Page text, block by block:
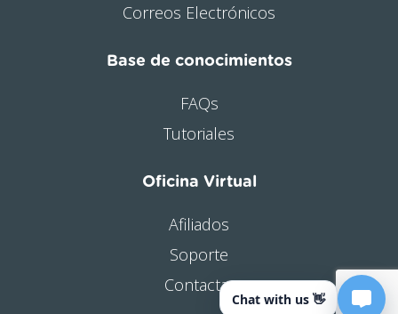
Correos Electrónicos
Base de conocimientos
FAQs
Tutoriales
Oficina Virtual
Afiliados
Soporte
Contactar
Chat with us 👋